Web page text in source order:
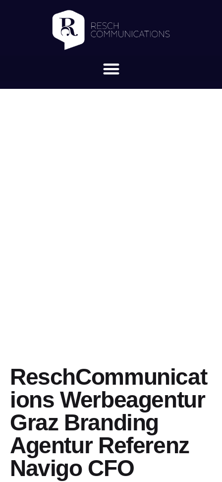
ReschCommunicat
ions Werbeagentur
Graz Branding
Agentur Referenz
Navigo CFO